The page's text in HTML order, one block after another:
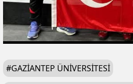
#GAZIANTEP ÜNIVERSITESI